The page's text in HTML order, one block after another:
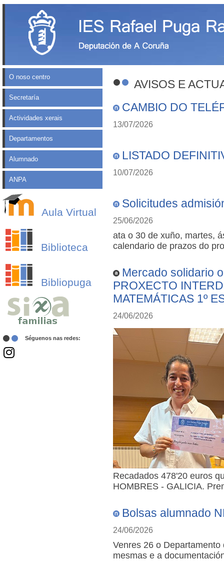
O noso centro
Secretaría
Actividades xerais
Departamentos
Alumnado
ANPA
Aula Virtual
Biblioteca
Bibliopuga
Séguenos nas redes:
AVISOS E
CAMBIO DO
13/07/2026
LISTADO
10/07/2026
Solicitudes
25/06/2026
ata o 30 de xuño, martes,
calendario de prazos do
Mercado solidario
PROXECTO
MATEMÁTICAS 1º
24/06/2026
Recadados 478'20 euros
HOMBRES - GALICIA.
Bolsas alumnado
24/06/2026
Venres 26 o
mesmas e a